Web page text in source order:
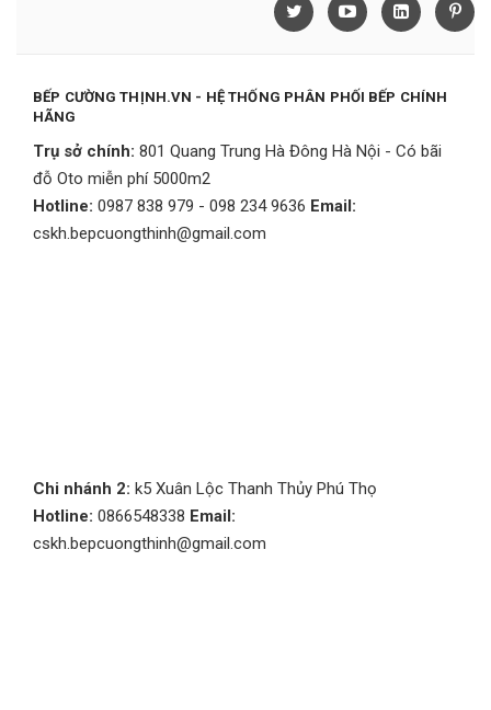
BẾP CƯỜNG THỊNH.VN - HỆ THỐNG PHÂN PHỐI BẾP CHÍNH
HÃNG
Trụ sở chính: 801 Quang Trung Hà Đông Hà Nội - Có bãi
đỗ Oto miễn phí 5000m2
Hotline: 0987 838 979 - 098 234 9636 Email:
cskh.bepcuongthinh@gmail.com
Chi nhánh 2: k5 Xuân Lộc Thanh Thủy Phú Thọ
Hotline: 0866548338 Email:
cskh.bepcuongthinh@gmail.com